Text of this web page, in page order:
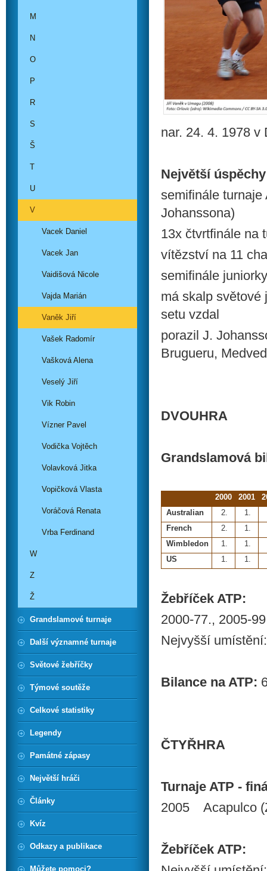
nar. 24. 4. 1978 v
Největší
semifinále turnaje
Johanssona)
13x čtvrtfinále na
vítězství na 11
semifinále
má skalp světové
setu vzdal
porazil J.
Brugueru,
DVOUHRA
Grandslamová
2000 2001
Australian
2.
1.
French
2.
1.
Wimbledon
1.
1.
US
1. 1.
Žebříček ATP:
2000-77., 2005-
Nejvyšší
Bilance na ATP:
ČTYŘHRA
Turnaje ATP -
2005 Acapulco
Žebříček ATP:
M
N
O
P
R
S
Š
T
U
V
Vacek Daniel
Vacek Jan
Vaidišová Nicole
Vajda Marián
Vaněk Jiří
Vašek Radomír
Vašková Alena
Veselý Jiří
Vik Robin
Vízner Pavel
Vodička Vojtěch
Volavková Jitka
Vopičková Vlasta
Voráčová Renata
Vrba Ferdinand
W
Z
Ž
Grandslamové turnaje
Další významné turnaje
Světové žebříčky
Týmové soutěže
Celkové statistiky
Legendy
Památné zápasy
Největší hráči
Články
Kvíz
Odkazy a publikace
Můžete pomoci?